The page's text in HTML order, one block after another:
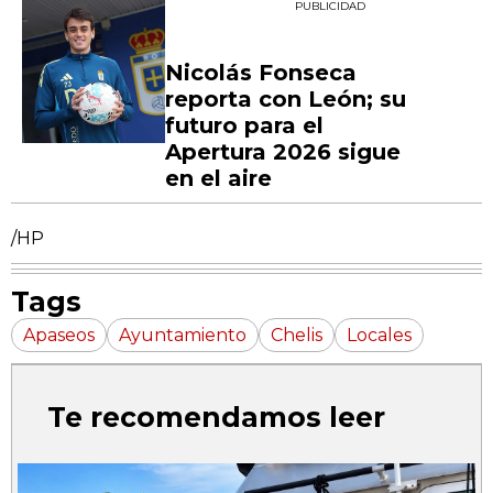
PUBLICIDAD
Nicolás Fonseca
reporta con León; su
futuro para el
Apertura 2026 sigue
en el aire
/HP
Tags
Apaseos Ayuntamiento Chelis Locales
Te recomendamos leer